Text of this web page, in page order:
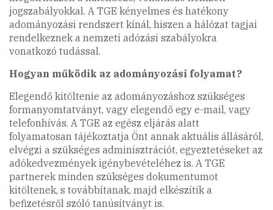
jogszabályokkal. A TGE kényelmes és hatékony
adományozási rendszert kínál, hiszen a hálózat tagjai
rendelkeznek a nemzeti adózási szabályokra
vonatkozó tudással.
Hogyan működik az adományozási folyamat?
Elegendő kitöltenie az adományozáshoz szükséges
formanyomtatványt, vagy elegendő egy e-mail, vagy
telefonhívás. A TGE az egész eljárás alatt
folyamatosan tájékoztatja Önt annak aktuális állásáról,
elvégzi a szükséges adminisztrációt, egyeztetéseket az
adókedvezmények igénybevételéhez is. A TGE
partnerek minden szükséges dokumentumot
kitöltenek, s továbbítanak, majd elkészítik a
befizetésről szóló tanúsítványt is.